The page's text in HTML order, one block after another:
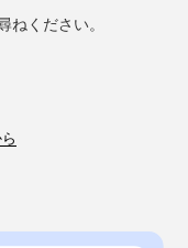
ねください。